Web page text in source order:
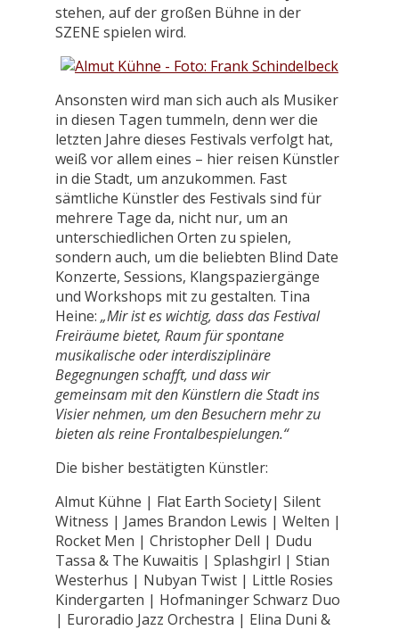
stehen, auf der großen Bühne in der
SZENE spielen wird.
Ansonsten wird man sich auch als Musiker
in diesen Tagen tummeln, denn wer die
letzten Jahre dieses Festivals verfolgt hat,
weiß vor allem eines – hier reisen Künstler
in die Stadt, um anzukommen. Fast
sämtliche Künstler des Festivals sind für
mehrere Tage da, nicht nur, um an
unterschiedlichen Orten zu spielen,
sondern auch, um die beliebten Blind Date
Konzerte, Sessions, Klangspaziergänge
und Workshops mit zu gestalten. Tina
Heine: „Mir ist es wichtig, dass das Festival
Freiräume bietet, Raum für spontane
musikalische oder interdisziplinäre
Begegnungen schafft, und dass wir
gemeinsam mit den Künstlern die Stadt ins
Visier nehmen, um den Besuchern mehr zu
bieten als reine Frontalbespielungen.“
Die bisher bestätigten Künstler:
Almut Kühne | Flat Earth Society| Silent
Witness | James Brandon Lewis | Welten |
Rocket Men | Christopher Dell | Dudu
Tassa & The Kuwaitis | Splashgirl | Stian
Westerhus | Nubyan Twist | Little Rosies
Kindergarten | Hofmaninger Schwarz Duo
| Euroradio Jazz Orchestra | Elina Duni &